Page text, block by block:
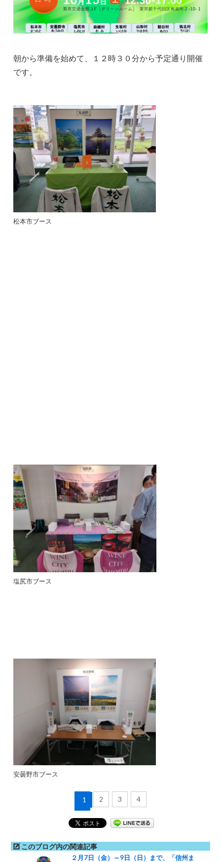
朝から準備を始めて、１２時３０分から予定通り開催
です。
松本市ブース
塩尻市ブース
安曇野市ブース
1 2 3 4
このブログ内の関連記事
２月7日（金）～9日（日）まで、「信州ま